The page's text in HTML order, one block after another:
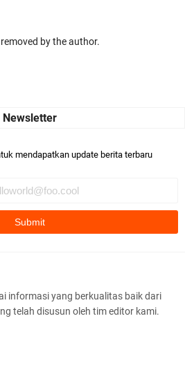
by the author.
artikel Alloh berikan pemahaman yg
kepada Anda dan jawablah dengan
mendapatkan update berita terbaru
informasi yang berkualitas baik dari
telah disusun oleh tim editor kami.